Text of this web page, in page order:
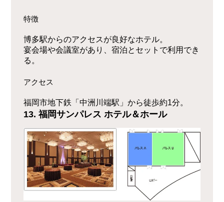
特徴
博多駅からのアクセスが良好なホテル。
宴会場や会議室があり、宿泊とセットで利用でき
る。
アクセス
福岡市地下鉄「中洲川端駅」から徒歩約1分。
13. 福岡サンパレス ホテル＆ホール